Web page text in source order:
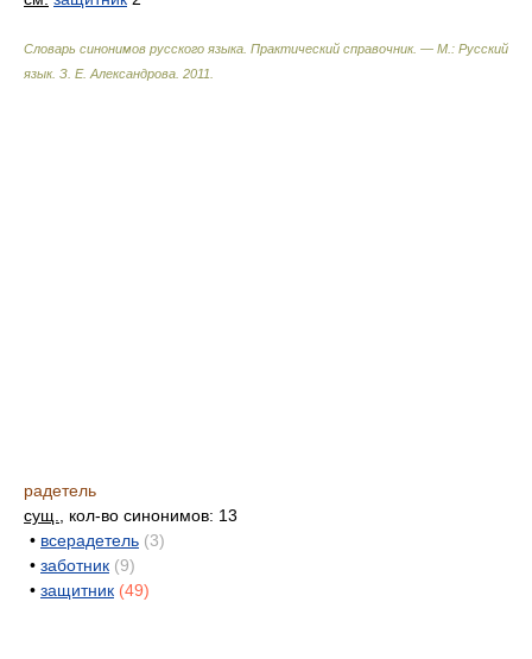
Словарь синонимов русского языка. Практический справочник. — М.: Русский
язык. З. Е. Александрова 2011
радетель
сущ.
, кол-во синонимов: 13
• всерадетель (3)
• заботник (9)
• защитник (49)